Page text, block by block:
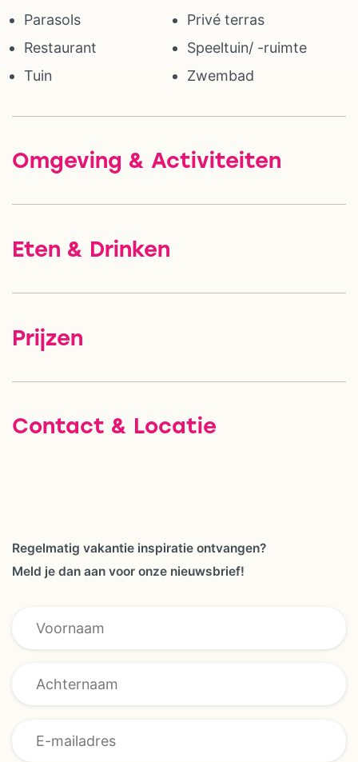
Parasols
Privé terras
Restaurant
Speeltuin/ -ruimte
Tuin
Zwembad
Omgeving & Activiteiten
Eten & Drinken
Prijzen
Contact & Locatie
Regelmatig vakantie inspiratie ontvangen?
Meld je dan aan voor onze nieuwsbrief!